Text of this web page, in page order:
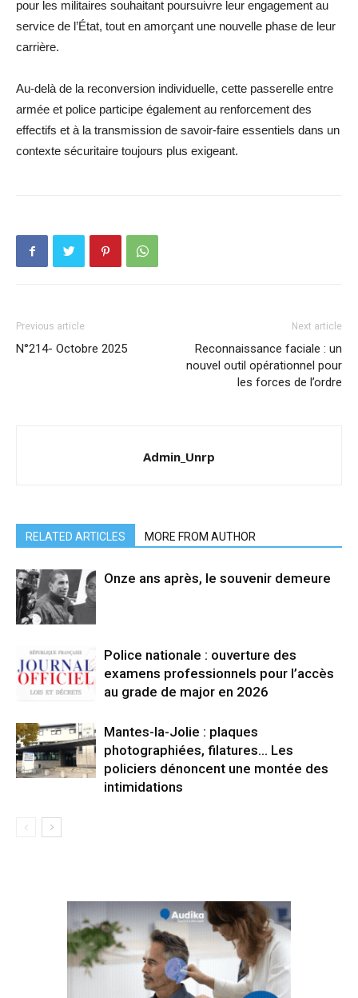
pour les militaires souhaitant poursuivre leur engagement au
service de l’État, tout en amorçant une nouvelle phase de leur
carrière.
Au-delà de la reconversion individuelle, cette passerelle entre
armée et police participe également au renforcement des
effectifs et à la transmission de savoir-faire essentiels dans un
contexte sécuritaire toujours plus exigeant.
Previous article
N°214- Octobre 2025
Next article
Reconnaissance faciale : un
nouvel outil opérationnel pour
les forces de l’ordre
Admin_Unrp
RELATED ARTICLES MORE FROM AUTHOR
Onze ans après, le souvenir demeure
Police nationale : ouverture des
examens professionnels pour l’accès
au grade de major en 2026
Mantes-la-Jolie : plaques
photographiées, filatures… Les
policiers dénoncent une montée des
intimidations